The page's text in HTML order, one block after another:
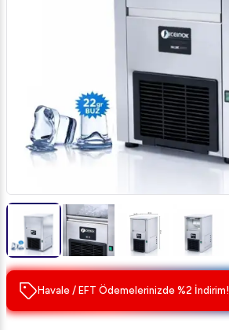
Havale / EFT Ödemelerinizde %2 İndirim!